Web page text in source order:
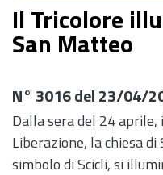
Il Tricolore
San Matteo
N° 3016 del 23/04/
Dalla sera del 24
Liberazione, la chiesa
simbolo di Scicli, si